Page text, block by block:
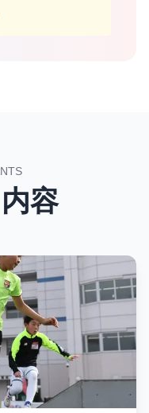
容